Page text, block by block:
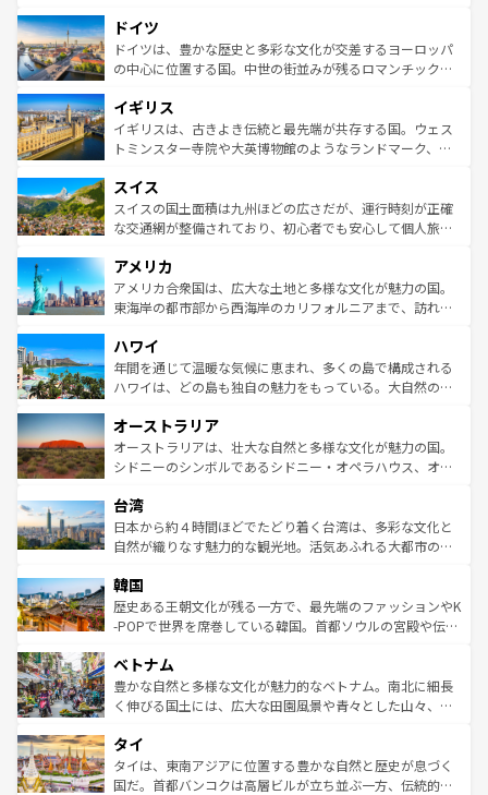
せる。地方によって風土や気候が異なるスペインはその個
性で訪れる人を魅了する。 なお、新着のスペイン情報は コ
ンテンツ一覧を参照してほしい。
で、幅広い魅力が詰まっている。華麗な宮殿、歴史的な大
聖堂、美しいビーチ、そして豊かな自然が、訪れる者を心
から魅了する。また、フランスは美食の国としても知ら
いる。シャンパンの発祥地であるランス、プロヴァンスの
香り高いラベンダー畑など、多彩な楽しみ方が可能だ。さ
らに、パリ以外の地域にも魅力が溢れており、どの街角に
れる地方に足を運ぶとそれぞれで全く異なる文化を体験で
きるだろう。 なお、新着のフランス情報はコンテンツ一覧
を参照してほしい。
ドイツ
ドイツは、豊かな歴史と多彩な文化が交差するヨーロッパ
の中心に位置する国。中世の街並みが残るロマンチック街
顔を持つこの国は、どこを歩いても飽きることがない。ベ
ルリンの文化的活気、バイエルン州のアルプスの絶景、そ
してライン川沿いのワイン畑といった風景は必見。ビール
は、お酒好きな人にはぜひ体験してほしい。 なお、新着の
ドイツ情報はコンテンツ一覧を参照してほしい。
イギリス
イギリスは、古きよき伝統と最先端が共存する国。ウェス
トミンスター寺院や大英博物館のようなランドマーク、歴
リアごとに異なる魅力がある。また、優雅なアフタヌーン
ティー、ビール好きにはたまらない英国パブ、サッカー観
戦など、本場だからこそできる体験も豊富。イギリスを旅
ンツ一覧を参照してほしい。
スイス
スイスの国土面積は九州ほどの広さだが、運行時刻が正確
な交通網が整備されており、初心者でも安心して個人旅行
の建物がそのまま残る町や、スイスならではのユニークな
博物館もあり、アルプス観光だけでなく町歩きも満喫する
ことができる。国民の所得が高いため物価も高いが、旅行
ば市内交通費無料で観光を楽しむこともできる。 なお、新
着のスイス情報はコンテンツ一覧 を参照してほしい。
アメリカ
アメリカ合衆国は、広大な土地と多様な文化が魅力の国。
東海岸の都市部から西海岸のカリフォルニアまで、訪れる
のような巨大都市は、観光、ショッピング、エンターテイ
ンメントが詰まった刺激的なスポットだ。一方、アメリカ
西部には大自然が広がり、グランドキャニオンやイエロー
部のニューオーリンズでは、音楽と美食が融合した独特の
文化が魅力。旅行者はアメリカの各地域で異なる魅力を楽
しみながら、その多様性と豊かな歴史を感じることができ
ならではの贅沢な旅のスタイルだ。 なお、新着のアメリカ
情報はコンテンツ一覧を参照してほしい。
ハワイ
年間を通じて温暖な気候に恵まれ、多くの島で構成される
ハワイは、どの島も独自の魅力をもっている。大自然の神
ワイ島は見逃せない。また、定番の観光地といえばオアフ
島だが、静かな自然を求めるならマウイ島やカウアイ島が
おすすめ。エメラルドグリーンに輝く海をはじめ、豊かな
れるおもてなしの心で訪れる人々を迎えてくれるハワイの
人々、おいしいローカルフードやハワイアンミュージッ
ク、伝統的なフラダンスなど、すべてがハワイの魅力を彩
ワイを、存分に味わってほしい。 なお、新着のハワイ情報
はコンテンツ一覧を参照してほしい。
オーストラリア
オーストラリアは、壮大な自然と多様な文化が魅力の国。
シドニーのシンボルであるシドニー・オペラハウス、オー
リアリーフや大陸中央部にそびえるウルル（エアーズロッ
ク）、タスマニアの美しい原生林やケアンズの熱帯雨林な
ど、見どころがたくさん。また、カフェやワイン、オージ
いる。アクティビティも充実しており、サーフィンやダイ
ビング、ハイキングなど、アウトドア好きにはたまらな
い。オーストラリアの多彩な魅力を存分に味わいつくそ
参照してほしい。
台湾
日本から約４時間ほどでたどり着く台湾は、多彩な文化と
自然が織りなす魅力的な観光地。活気あふれる大都市の台
ン）、静ひつな山岳地帯である台湾東部など、都市の喧騒
と山間の静けさが共存しており、訪れる人に新しい発見と
驚きをもたらしてくれる。また、奥深い台湾の食文化も魅
容にもいいと評判のスイーツなど、バラエティ豊かな料理
が味わえる。 なお、新着の台湾情報は コンテンツ一覧を参
照してほしい。
韓国
歴史ある王朝文化が残る一方で、最先端のファッションやK
-POPで世界を席巻している韓国。首都ソウルの宮殿や伝統
き、地方に足を延ばせば四季折々の自然美を楽しむことが
できる。そして、キムチや焼肉、絶品のストリートフード
まで、さまざまな韓国料理が待っている。夜には、韓国な
リティに包まれながら、韓国の多彩な魅力を心ゆくまで味
わってみてほしい。 なお、新着の韓国情報はコンテンツ一
覧を参照してほしい。
ベトナム
豊かな自然と多様な文化が魅力的なベトナム。南北に細長
く伸びる国土には、広大な田園風景や青々とした山々、世
急速な発展と共に伝統が息づく。ハノイの古い町並みやホ
ーチミン市のフランス統治時代の建物も、独特の雰囲気を
醸し出している。また、バラエティの豊かさとおいしさで
タイ
タイは、東南アジアに位置する豊かな自然と歴史が息づく
国だ。首都バンコクは高層ビルが立ち並ぶ一方、伝統的な